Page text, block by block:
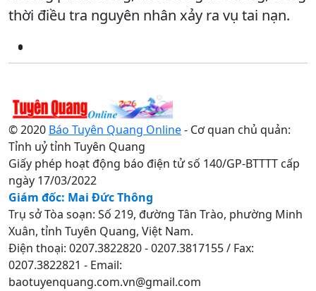
thời điều tra nguyên nhân xảy ra vụ tai nạn.
© 2020 Báo Tuyên Quang Online- Cơ quan chủ quản:
Tỉnh uỷ tỉnh Tuyên Quang
Giấy phép hoạt động báo điện tử số 140/GP-BTTTT cấp
ngày 17/03/2022
Giám đốc: Mai Đức Thông
Trụ sở Tòa soạn: Số 219, đường Tân Trào, phường Minh
Xuân, tỉnh Tuyên Quang, Việt Nam.
Điện thoại: 0207.3822820 - 0207.3817155 / Fax:
0207.3822821 - Email:
baotuyenquang.com.vn@gmail.com